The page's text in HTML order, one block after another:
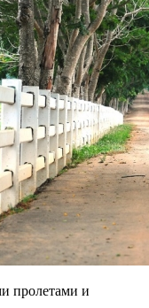
пролетами и